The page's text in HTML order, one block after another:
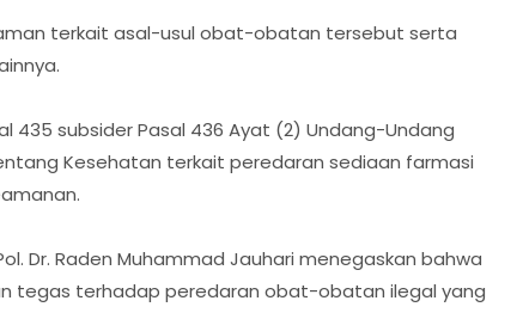
terkait asal-usul obat-obatan tersebut serta
435 subsider Pasal 436 Ayat (2) Undang-Undang
Kesehatan terkait peredaran sediaan farmasi
Dr. Raden Muhammad Jauhari menegaskan bahwa
tegas terhadap peredaran obat-obatan ilegal yang